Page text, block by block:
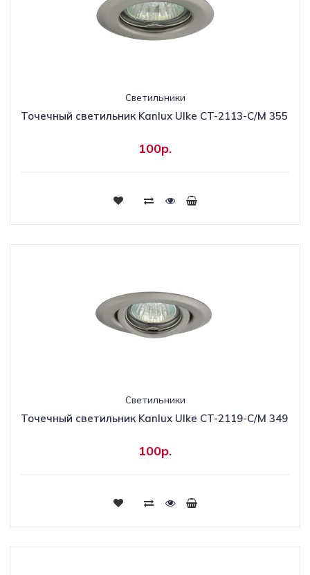
Светильники
Точечный светильник Kanlux Ulke CT-2113-C/M 355
100р.
Светильники
Точечный светильник Kanlux Ulke CT-2119-C/M 349
100р.